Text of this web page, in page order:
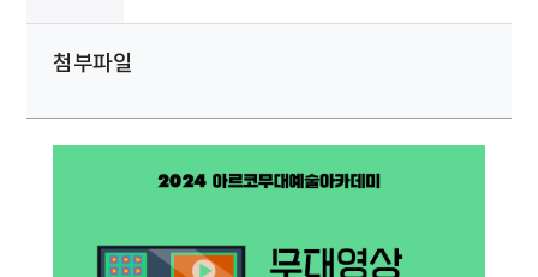
첨부파일